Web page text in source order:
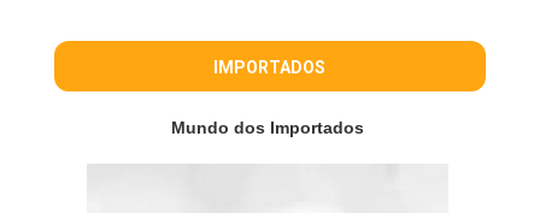
IMPORTADOS
Mundo dos Importados